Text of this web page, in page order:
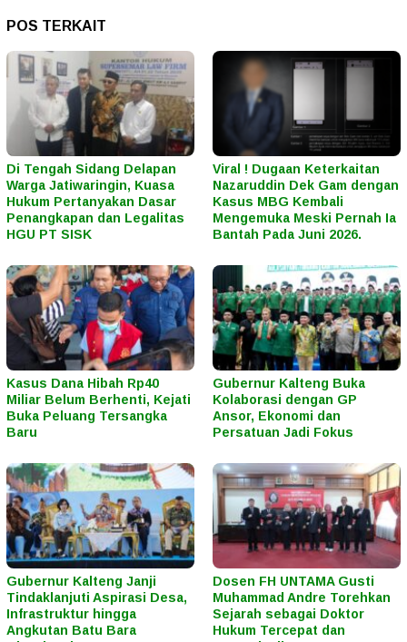
POS TERKAIT
Di Tengah Sidang Delapan
Warga Jatiwaringin, Kuasa
Hukum Pertanyakan Dasar
Penangkapan dan Legalitas
HGU PT SISK
Viral ! Dugaan Keterkaitan
Nazaruddin Dek Gam dengan
Kasus MBG Kembali
Mengemuka Meski Pernah Ia
Bantah Pada Juni 2026.
Kasus Dana Hibah Rp40
Miliar Belum Berhenti, Kejati
Buka Peluang Tersangka
Baru
Gubernur Kalteng Buka
Kolaborasi dengan GP
Ansor, Ekonomi dan
Persatuan Jadi Fokus
Gubernur Kalteng Janji
Tindaklanjuti Aspirasi Desa,
Infrastruktur hingga
Angkutan Batu Bara
Dosen FH UNTAMA Gusti
Muhammad Andre Torehkan
Sejarah sebagai Doktor
Hukum Tercepat dan